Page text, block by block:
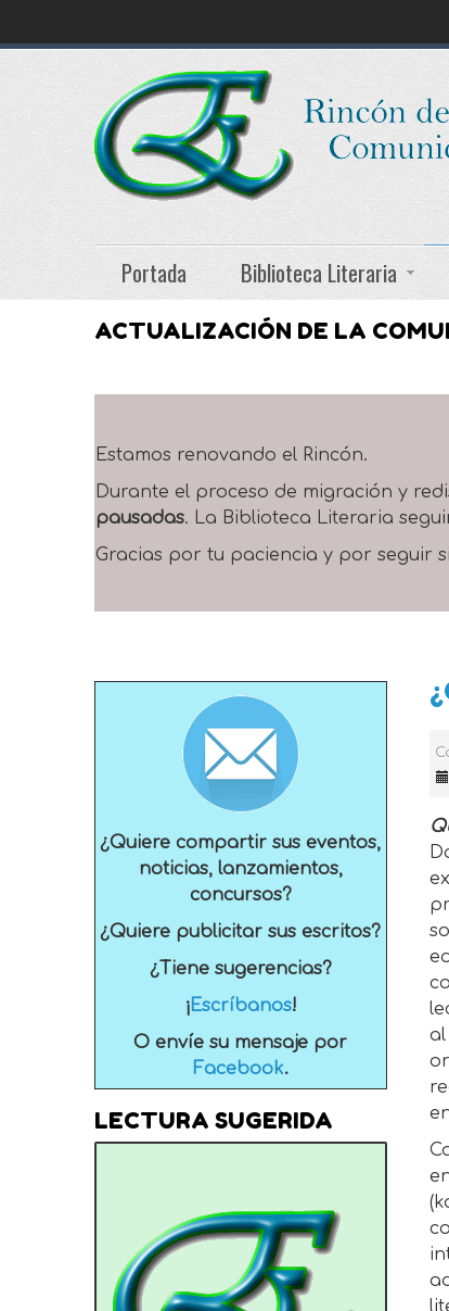
Portada Biblioteca Literaria
ACTUALIZACIÓN DE LA
Estamos renovando el Rincón.
Durante el proceso de migración y
pausadas. La Biblioteca Literaria
Gracias por tu paciencia y por seguir
¿Quiere compartir sus eventos,
noticias, lanzamientos,
concursos?
¿Quiere publicitar sus escritos?
¿Tiene sugerencias?
¡Escríbanos!
O envíe su mensaje por
Facebook.
LECTURA SUGERIDA